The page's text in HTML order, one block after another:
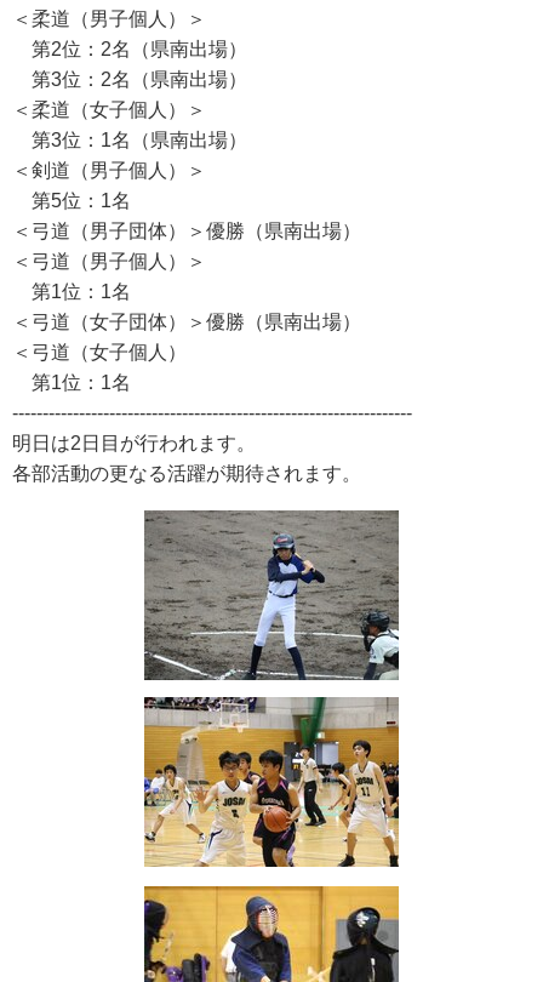
＜柔道（男子個人）＞
第2位：2名（県南出場）
第3位：2名（県南出場）
＜柔道（女子個人）＞
第3位：1名（県南出場）
＜剣道（男子個人）＞
第5位：1名
＜弓道（男子団体）＞優勝（県南出場）
＜弓道（男子個人）＞
第1位：1名
＜弓道（女子団体）＞優勝（県南出場）
＜弓道（女子個人）
第1位：1名
------------------------------------------------------------------
明日は2日目が行われます。
各部活動の更なる活躍が期待されます。